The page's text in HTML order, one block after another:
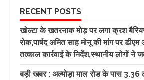
RECENT POSTS
खोल्टा के खतरनाक मोड़ पर लगा क्रश
रोक,पार्षद अमित साह मोनू की मांग पर
तत्काल कार्रवाई के निर्देश,स्थानीय लोगों ने
बड़ी खबर : अल्मोड़ा माल रोड के पास 3.36